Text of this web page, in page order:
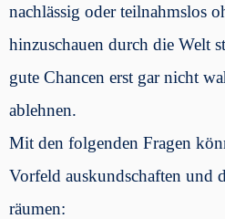
nachlässig oder teilnahmslos
hinzuschauen durch die Welt
gute Chancen erst gar nicht
ablehnen.
Mit den folgenden Fragen
Vorfeld auskundschaften und
räumen: